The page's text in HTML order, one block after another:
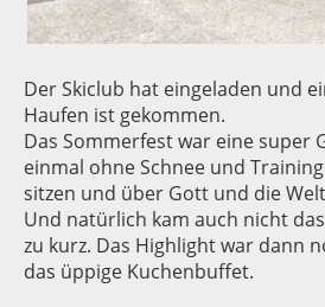
Der Skiclub hat eingeladen und
Haufen ist gekommen.
Das Sommerfest war eine super
einmal ohne Schnee und
sitzen und über Gott und die
Und natürlich kam auch nicht
zu kurz. Das Highlight war dann
das üppige Kuchenbuffet.